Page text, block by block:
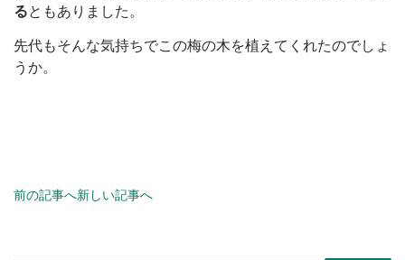
るともありました。
先代もそんな気持ちでこの梅の木を植えてくれたのでしょ
うか。
前の記事へ新しい記事へ